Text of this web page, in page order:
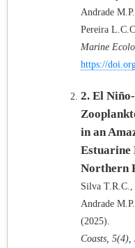
Andrade
Pereira
Marine
https://
2. El
in an
Estuarine
Northern
Silva T.R.C.,
Andrade
(2025).
Coasts, 5(4),